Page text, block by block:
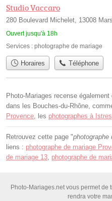
Studio Vaccaro
280 Boulevard Michelet, 13008
Ouvert jusqu'à 18h
Services : photographe de mariage
Horaires Téléphone
Photo-Mariages recense
dans les Bouches-du-Rhône,
Provence, les photographes à Istres
Retrouvez cette page "photographe
liens : photographe de mariage
de mariage 13, photographe de
Photo-Mariages.net vous permet
rendra votre